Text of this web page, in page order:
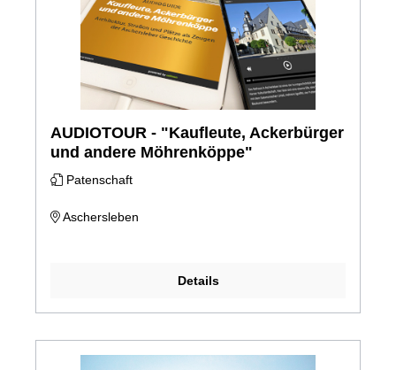
AUDIOTOUR - "Kaufleute, Ackerbürger
und andere Möhrenköppe"
Patenschaft
Aschersleben
Details